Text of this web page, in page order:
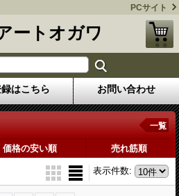
PCサイト
ートオガワ
はこちら お問い合わせ
一覧
価格の安い順 売れ筋順
表示件数: